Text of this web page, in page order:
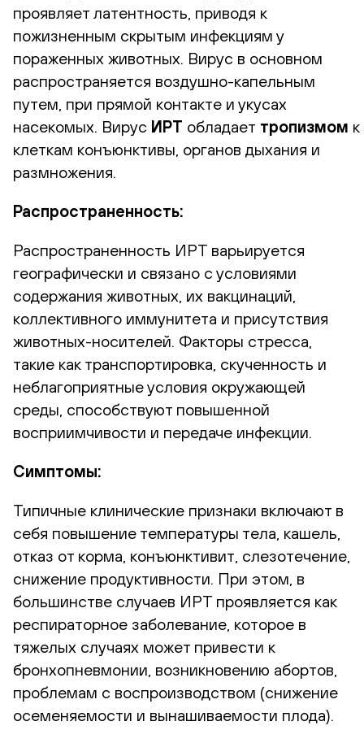
проявляет латентность, приводя к
пожизненным скрытым инфекциям у
пораженных животных. Вирус в основном
распространяется воздушно-капельным
путем, при прямой контакте и укусах
насекомых. Вирус ИРТ обладает тропизмом к
клеткам конъюнктивы, органов дыхания и
размножения.
Распространенность:
Распространенность ИРТ варьируется
географически и связано с условиями
содержания животных, их вакцинаций,
коллективного иммунитета и присутствия
животных-носителей. Факторы стресса,
такие как транспортировка, скученность и
неблагоприятные условия окружающей
среды, способствуют повышенной
восприимчивости и передаче инфекции.
Симптомы:
Типичные клинические признаки включают в
себя повышение температуры тела, кашель,
отказ от корма, конъюнктивит, слезотечение,
снижение продуктивности. При этом, в
большинстве случаев ИРТ проявляется как
респираторное заболевание, которое в
тяжелых случаях может привести к
бронхопневмонии, возникновению абортов,
проблемам с воспроизводством (снижение
осеменяемости и вынашиваемости плода).